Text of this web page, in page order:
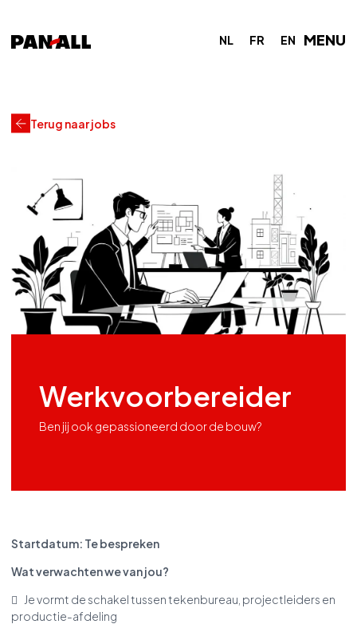
NL FR EN MENU
Terug naar jobs
Werkvoorbereider
Ben jij ook gepassioneerd door de bouw?
Startdatum: Te bespreken
Wat verwachten we van jou?
 Je vormt de schakel tussen tekenbureau, projectleiders en
productie-afdeling